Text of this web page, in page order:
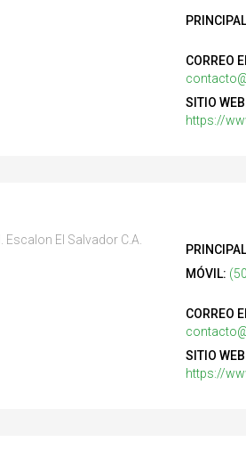
CORREO
SITIO
https://
El Salvador C.A.
MÓVIL:
CORREO
SITIO
https://